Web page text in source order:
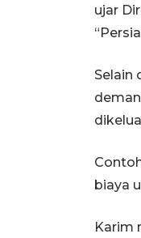
ujar
Selain
biaya
Karim